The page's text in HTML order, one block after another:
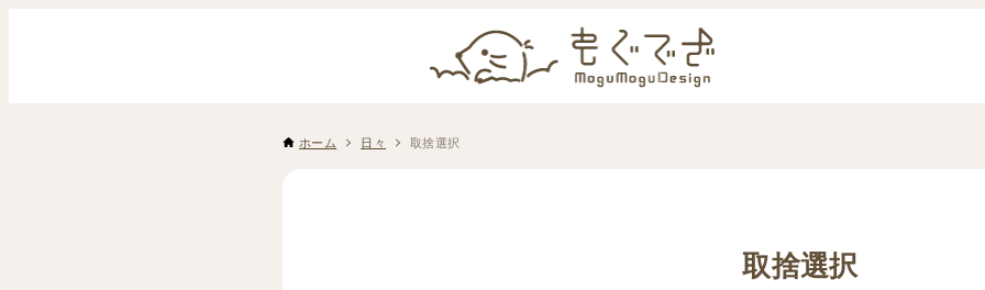
ホーム 日々 取捨選択
取捨選択